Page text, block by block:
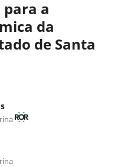
a
da
de Santa